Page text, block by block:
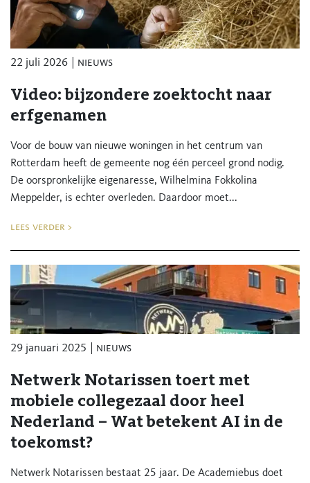
22 juli 2026 nieuws
Video: bijzondere zoektocht naar
erfgenamen
Voor de bouw van nieuwe woningen in het centrum van
Rotterdam heeft de gemeente nog één perceel grond nodig.
De oorspronkelijke eigenaresse, Wilhelmina Fokkolina
Meppelder, is echter overleden. Daardoor moet...
lees verder >
29 januari 2025 nieuws
Netwerk Notarissen toert met
mobiele collegezaal door heel
Nederland – Wat betekent AI in de
toekomst?
Netwerk Notarissen bestaat 25 jaar. De Academiebus doet